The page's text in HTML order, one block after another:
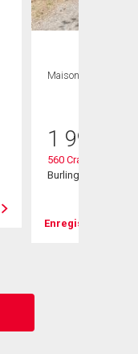
Maison
1 999
560 Crane Court
Burlington, ON
Enregistrer